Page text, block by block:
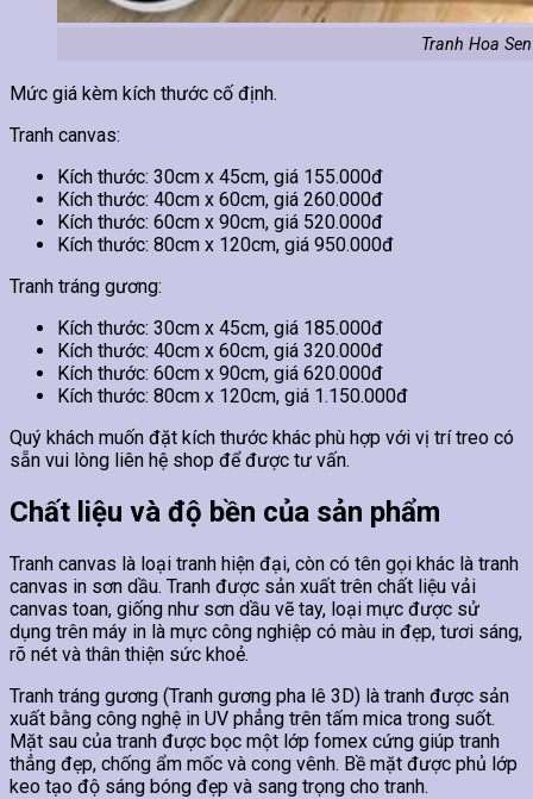
Tranh Hoa
Mức giá kèm kích thước cố định.
Tranh canvas:
Kích thước: 30cm x 45cm, giá 155.000đ
Kích thước: 40cm x 60cm, giá 260.000đ
Kích thước: 60cm x 90cm, giá 520.000đ
Kích thước: 80cm x 120cm, giá 950.000đ
Tranh tráng gương:
Kích thước: 30cm x 45cm, giá 185.000đ
Kích thước: 40cm x 60cm, giá 320.000đ
Kích thước: 60cm x 90cm, giá 620.000đ
Kích thước: 80cm x 120cm, giá 1.150.000đ
Quý khách muốn đặt kích thước khác phù hợp với vị trí treo có
sẵn vui lòng liên hệ shop để được tư vấn.
Chất liệu và độ bền của sản phẩm
Tranh canvas là loại tranh hiện đại, còn có tên gọi khác là tranh
canvas in sơn dầu. Tranh được sản xuất trên chất liệu vải
canvas toan, giống như sơn dầu vẽ tay, loại mực được sử
dụng trên máy in là mực công nghiệp có màu in đẹp, tươi sáng,
rõ nét và thân thiện sức khoẻ.
Tranh tráng gương (Tranh gương pha lê 3D) là tranh được sản
xuất bằng công nghệ in UV phẳng trên tấm mica trong suốt.
Mặt sau của tranh được bọc một lớp fomex cứng giúp tranh
thẳng đẹp, chống ẩm mốc và cong vênh. Bề mặt được phủ lớp
keo tạo độ sáng bóng đẹp và sang trọng cho tranh.